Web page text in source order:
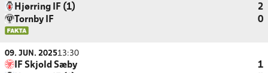
Hjørring IF (1)
2
Tornby IF
0
09. JUN. 202513:30
IF Skjold Sæby
1